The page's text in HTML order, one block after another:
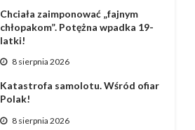
Chciała zaimponować „fajnym
chłopakom”. Potężna wpadka 19-
latki!
8 sierpnia 2026
Katastrofa samolotu. Wśród ofiar
Polak!
8 sierpnia 2026